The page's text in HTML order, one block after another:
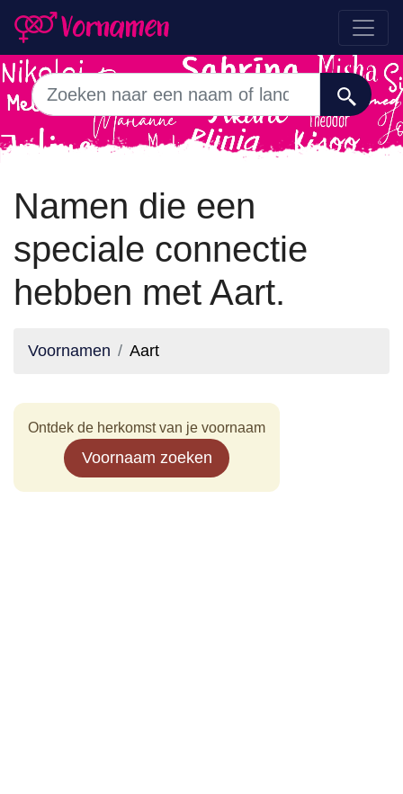
Namen die een
speciale connectie
hebben met Aart.
Voornamen Aart
Ontdek de herkomst van je voornaam
Voornaam zoeken